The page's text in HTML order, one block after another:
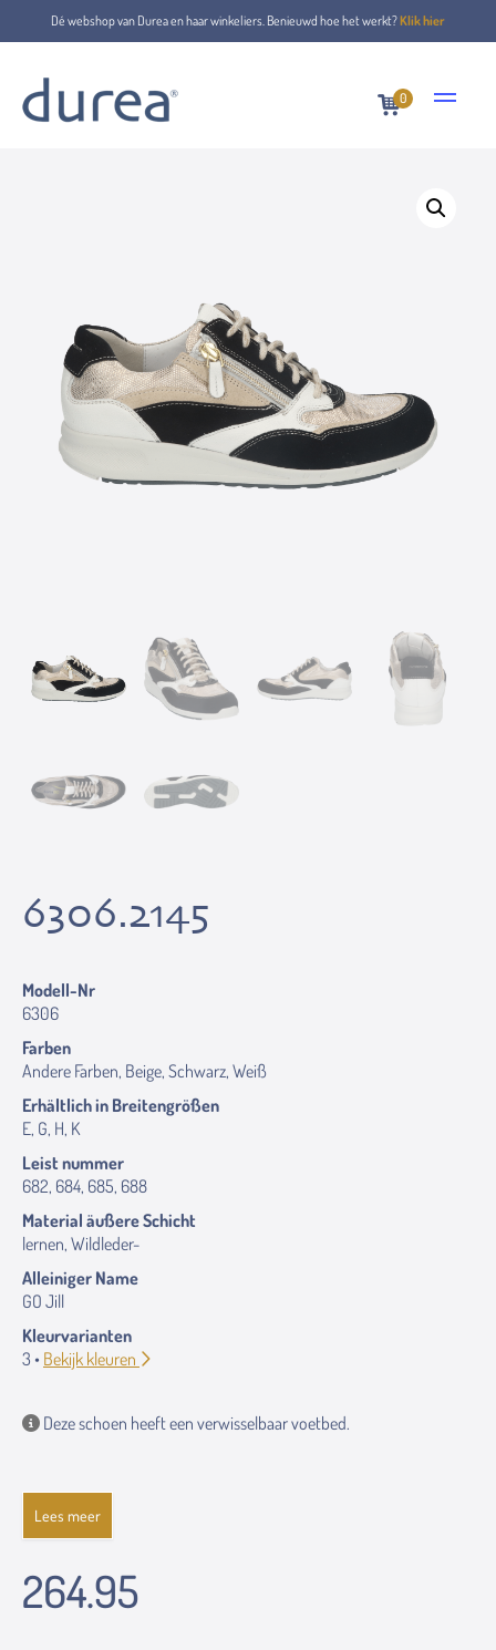
Dé webshop van Durea en haar winkeliers. Benieuwd hoe het werkt?Klik hier
0
Home Schnürschuhe
6306.2145
Modell-Nr
6306
Farben
Andere Farben, Beige, Schwarz, Weiß
Erhältlich in Breitengrößen
E, G, H, K
Leist nummer
682, 684, 685, 688
Material äußere Schicht
lernen, Wildleder-
Alleiniger Name
GO Jill
Kleurvarianten
3 • Bekijk kleuren
Deze schoen heeft een verwisselbaar voetbed.
Lees meer
264.95